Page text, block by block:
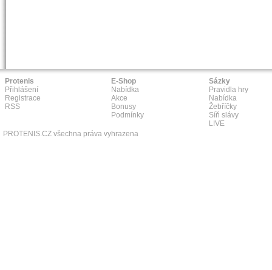
Protenis
Přihlášení
Registrace
RSS
E-Shop
Nabídka
Akce
Bonusy
Podmínky
Sázky
Pravidla hry
Nabídka
Žebříčky
Síň slávy
L!VE
PROTENIS.CZ všechna práva vyhrazena